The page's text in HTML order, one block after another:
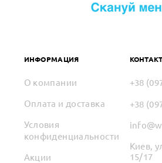
ИНФОРМАЦИЯ
О компании
Оплата и доставка
Условия
конфиденциальности
Акции
+38
+38
Киев,
15/17